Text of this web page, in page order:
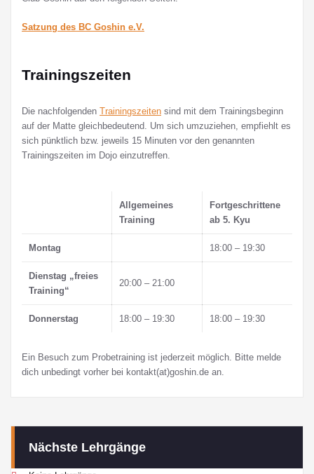
Satzung des BC Goshin e.V.
Trainingszeiten
Die nachfolgenden Trainingszeiten sind mit dem Trainingsbeginn
auf der Matte gleichbedeutend. Um sich umzuziehen, empfiehlt es
sich pünktlich bzw. jeweils 15 Minuten vor den genannten
Trainingszeiten im Dojo einzutreffen.
Allgemeines
Training
Fortgeschrittene
ab 5. Kyu
Montag 18:00 – 19:30
Dienstag „freies
Training“
20:00 – 21:00
Donnerstag 18:00 – 19:30 18:00 – 19:30
Ein Besuch zum Probetraining ist jederzeit möglich. Bitte melde
dich unbedingt vorher bei kontakt(at)goshin.de an.
Nächste Lehrgänge